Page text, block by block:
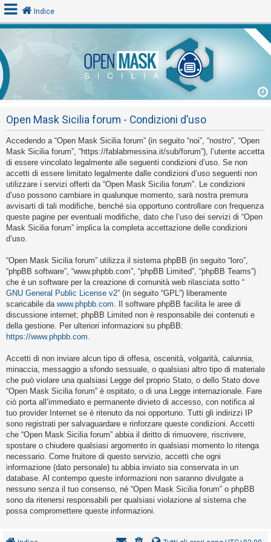
o
g
n
A
r
g
o
m
e
t
i
s
e
n
z
r
i
s
p
o
s
t
a
A
g
Indice
Open Mask Sicilia forum - Condizioni d’uso
Accedendo a “Open Mask Sicilia forum” (in seguito “noi”, “nostro”, “Open
Mask Sicilia forum”, “https://fablabmessina.it/sub/forum”), l’utente accetta
di essere vincolato legalmente alle seguenti condizioni d’uso. Se non
accetti di essere limitato legalmente dalle condizioni d’uso seguenti non
utilizzare i servizi offerti da “Open Mask Sicilia forum”. Le condizioni
d’uso possono cambiare in qualunque momento, sarà nostra premura
avvisarti di tali modifiche, benché sia opportuno controllare con frequenza
queste pagine per eventuali modifiche, dato che l’uso dei servizi di “Open
Mask Sicilia forum” implica la completa accettazione delle condizioni
d’uso.
“Open Mask Sicilia forum” utilizza il sistema phpBB (in seguito “loro”,
“phpBB software”, “www.phpbb.com”, “phpBB Limited”, “phpBB Teams”)
che è un software per la creazione di comunità web rilasciata sotto “
GNU General Public License v2” (in seguito “GPL”) liberamente
scaricabile da www.phpbb.com. Il software phpBB facilita le aree di
discussione internet; phpBB Limited non è responsabile dei contenuti e
della gestione. Per ulteriori informazioni su phpBB:
https://www.phpbb.com.
Accetti di non inviare alcun tipo di offesa, oscenità, volgarità, calunnia,
minaccia, messaggio a sfondo sessuale, o qualsiasi altro tipo di materiale
che può violare una qualsiasi Legge del proprio Stato, o dello Stato dove
“Open Mask Sicilia forum” è ospitato, o di una Legge internazionale. Fare
ciò porta all’immediato e permanente divieto di accesso, con notifica al
tuo provider Internet se è ritenuto da noi opportuno. Tutti gli indirizzi IP
sono registrati per salvaguardare e rinforzare queste condizioni. Accetti
che “Open Mask Sicilia forum” abbia il diritto di rimuovere, riscrivere,
spostare o chiudere qualsiasi argomento in qualsiasi momento lo ritenga
necessario. Come fruitore di questo servizio, accetti che ogni
informazione (dato personale) tu abbia inviato sia conservata in un
database. Al contempo queste informazioni non saranno divulgate a
nessuno senza il tuo consenso, né “Open Mask Sicilia forum” o phpBB
sono da ritenersi responsabili per qualsiasi violazione al sistema che
possa compromettere queste informazioni.